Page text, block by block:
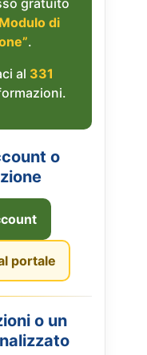
gratuito
di
.
al 331
o
portale
o un